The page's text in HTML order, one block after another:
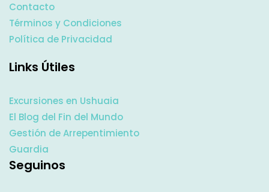
Contacto
Términos y Condiciones
Política de Privacidad
Links Útiles
Excursiones en Ushuaia
El Blog del Fin del Mundo
Gestión de Arrepentimiento
Guardia
Seguinos